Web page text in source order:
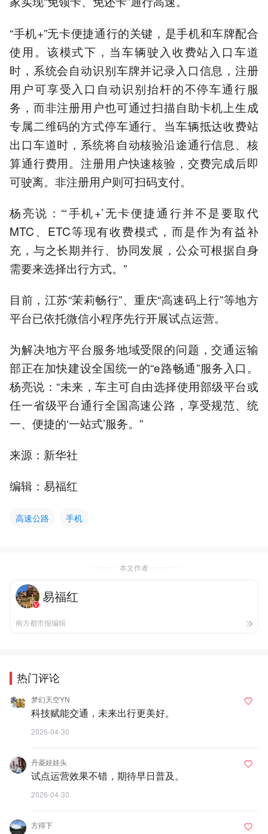
“手机+”无卡便捷通行的关键，是手机和车牌配合
使用。该模式下，当车辆驶入收费站入口车道
时，系统会自动识别车牌并记录入口信息，注册
用户可享受入口自动识别抬杆的不停车通行服
务，而非注册用户也可通过扫描自助卡机上生成
专属二维码的方式停车通行。当车辆抵达收费站
出口车道时，系统将自动核验沿途通行信息、核
算通行费用。注册用户快速核验，交费完成后即
可驶离。非注册用户则可扫码支付。
杨亮说：“‘手机+’无卡便捷通行并不是要取代
MTC、ETC等现有收费模式，而是作为有益补
充，与之长期并行、协同发展，公众可根据自身
需要来选择出行方式。”
目前，江苏“茉莉畅行”、重庆“高速码上行”等地方
平台已依托微信小程序先行开展试点运营。
为解决地方平台服务地域受限的问题，交通运输
部正在加快建设全国统一的“e路畅通”服务入口。
杨亮说：“未来，车主可自由选择使用部级平台或
任一省级平台通行全国高速公路，享受规范、统
一、便捷的‘一站式’服务。”
来源：新华社
编辑：易福红
高速公路 手机
本文作者
易福红
南方都市报编辑
热门评论
梦幻天空YN
科技赋能交通，未来出行更美好。
2026-04-30
丹菱娃娃头
试点运营效果不错，期待早日普及。
2026-04-30
方得下